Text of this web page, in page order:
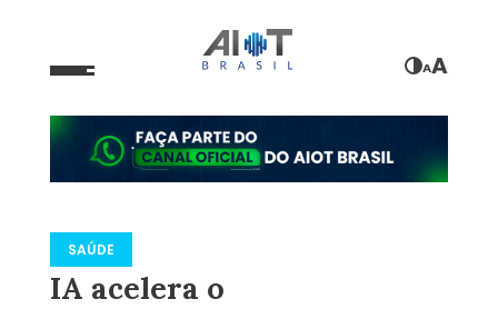
AA
SAÚDE
IA acelera o